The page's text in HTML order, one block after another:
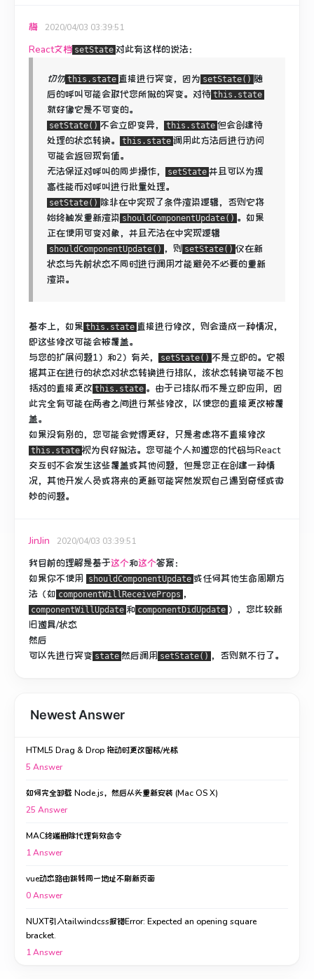
梅 2020/04/03 03:39:51
React文档 setState 对此有这样的说法：
切勿 this.state 直接进行突变，因为 setState() 随
后的呼叫可能会取代您所做的突变。 对待 this.state
就好像它是不可变的。
setState() 不会立即变异， this.state 但会创建待
处理的状态转换。
this.state 调用此方法后进行访问
可能会返回现有值。
无法保证对呼叫的同步操作，
setState 并且可以为提
高性能而对呼叫进行批量处理。
setState() 除非在中实现了条件渲染逻辑，否则它将
始终触发重新渲染 shouldComponentUpdate() 。 如果
正在使用可变对象，并且无法在中实现逻辑
shouldComponentUpdate() ，则 setState() 仅在新
状态与先前状态不同时进行调用才能避免不必要的重新
渲染。
基本上，如果 this.state 直接进行修改，则会造成一种情况，
即这些修改可能会被覆盖。
与您的扩展问题1）和2）有关，
setState() 不是立即的。 它根
据其正在进行的状态对状态转换进行排队，该状态转换可能不包
括对的直接更改 this.state 。 由于已排队而不是立即应用，因
此完全有可能在两者之间进行某些修改，以使您的直接更改被覆
盖。
如果没有别的，您可能会觉得更好，只是考虑将不直接修改
this.state 视为良好做法。 您可能个人知道您的代码与React
交互时不会发生这些覆盖或其他问题，但是您正在创建一种情
况，其他开发人员或将来的更新可能突然发现自己遇到奇怪或微
妙的问题。
JinJin 2020/04/03 03:39:51
我目前的理解是基于这个和这个答案：
如果你不使用 shouldComponentUpdate 或任何其他生命周期方
法（如 componentWillReceiveProps ，
componentWillUpdate 和 componentDidUpdate ），您比较新
旧道具/状态
然后
可以先进行突变 state 然后调用 setState() ，否则就不行了。
Newest Answer
HTML5 Drag & Drop 拖动时更改图标/光标
5 Answer
如何完全卸载 Node.js，然后从头重新安装 (Mac OS X)
25 Answer
MAC终端删除代理有效命令
1Answer
vue动态路由跳转同一地址不刷新页面
0Answer
NUXT引入tailwindcss报错Error: Expected an opening square
bracket.
1Answer